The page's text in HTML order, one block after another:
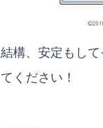
結構、安定もし
てください！